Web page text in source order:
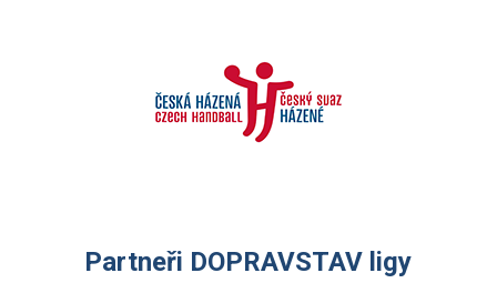
Partneři DOPRAVSTAV ligy